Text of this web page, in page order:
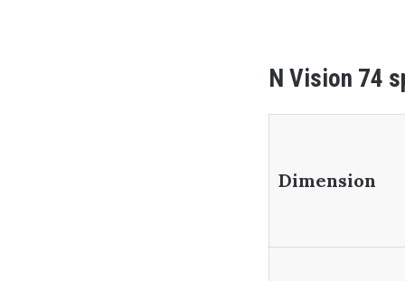
N Vision 74
Dimension